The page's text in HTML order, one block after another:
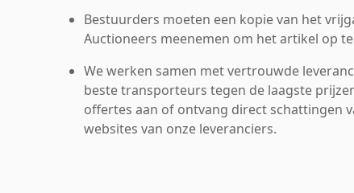
Bestuurders moeten een kopie van het
Auctioneers meenemen om het artikel op
We werken samen met vertrouwde
beste transporteurs tegen de laagste
offertes aan of ontvang direct schattingen
websites van onze leveranciers.